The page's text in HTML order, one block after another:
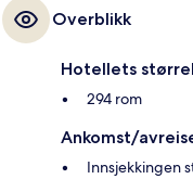
Overblikk
Hotellets
294 rom
Ankomst/
Innsjekkingen